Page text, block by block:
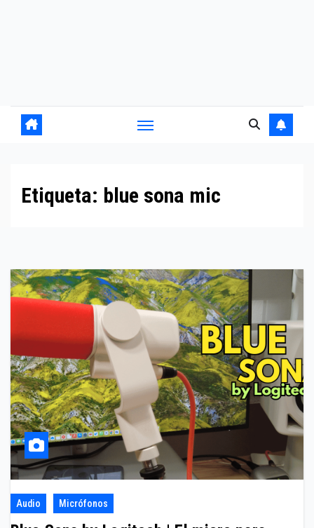
Etiqueta: blue sona mic
Audio Micrófonos